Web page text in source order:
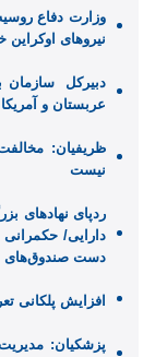
نیروهای اوکراین
دبیرکل سازمان
عربستان و
ظریفیان:
نیست
دارایی/
دست صندوق‌های
افزایش پلکانی
پزشکیان: